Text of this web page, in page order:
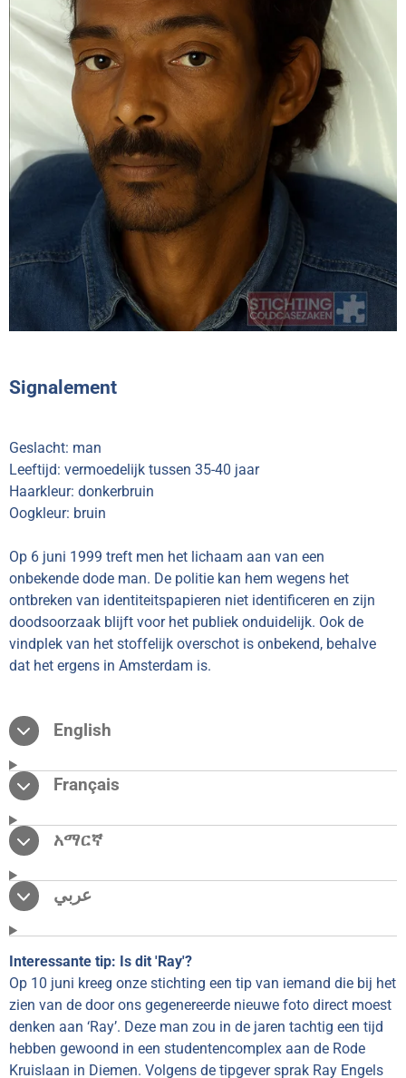
Signalement
Geslacht: man
Leeftijd: vermoedelijk tussen 35-40 jaar
Haarkleur: donkerbruin
Oogkleur: bruin
Op 6 juni 1999 treft men het lichaam aan van een
onbekende dode man. De politie kan hem wegens het
ontbreken van identiteitspapieren niet identificeren en zijn
doodsoorzaak blijft voor het publiek onduidelijk. Ook de
vindplek van het stoffelijk overschot is onbekend, behalve
dat het ergens in Amsterdam is.
English
Français
አማርኛ
عربي
Interessante tip: Is dit 'Ray'?
Op 10 juni kreeg onze stichting een tip van iemand die bij het
zien van de door ons gegenereerde nieuwe foto direct moest
denken aan ‘Ray’. Deze man zou in de jaren tachtig een tijd
hebben gewoond in een studentencomplex aan de Rode
Kruislaan in Diemen. Volgens de tipgever sprak Ray Engels